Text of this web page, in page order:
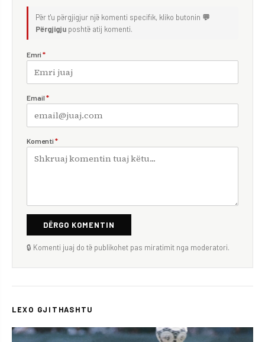
Për t'u përgjigjur një komenti specifik, kliko butonin 💬
Përgjigju poshtë atij komenti.
Emri *
Email *
Komenti *
DËRGO KOMENTIN
🔒 Komenti juaj do të publikohet pas miratimit nga moderatori.
LEXO GJITHASHTU